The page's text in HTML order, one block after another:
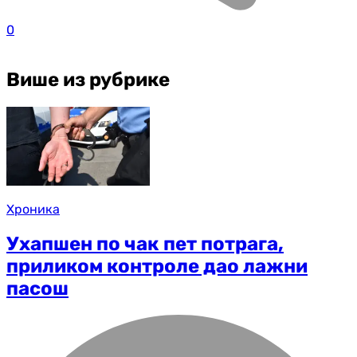
0
Више из рубрике
Хроника
Ухапшен по чак пет потрага,
приликом контроле дао лажни
пасош